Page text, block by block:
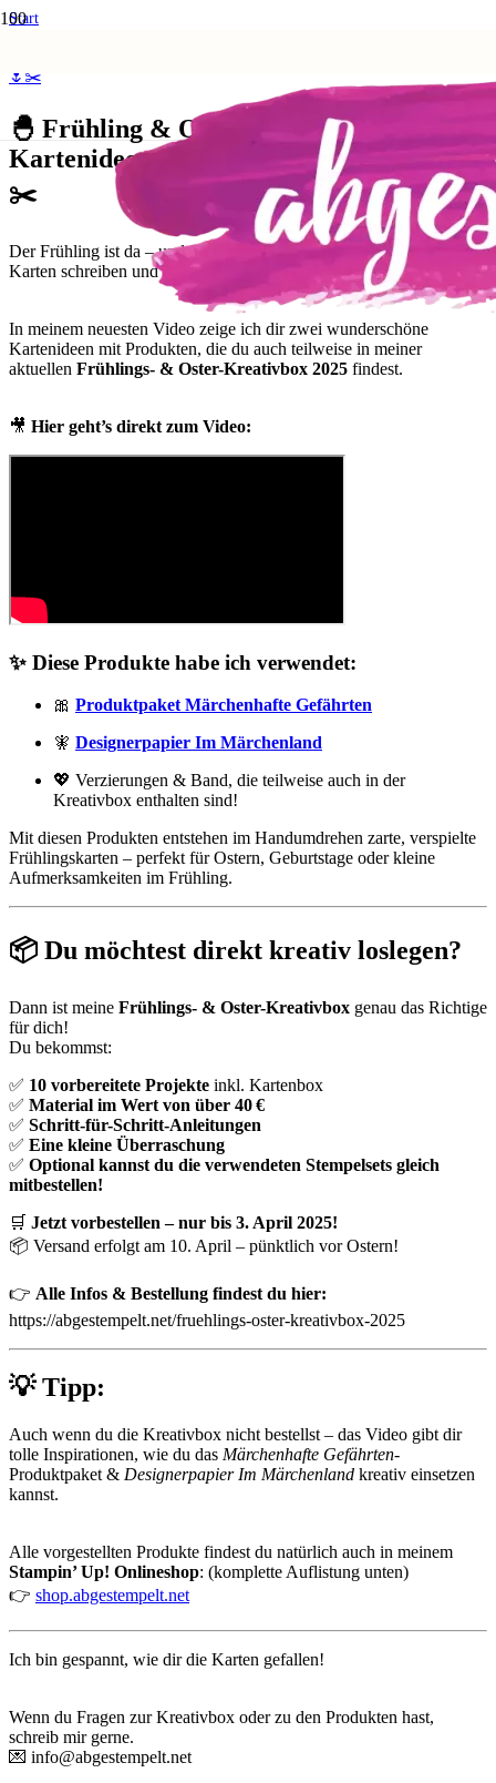
Start
🌷✂️
🐣 Frühling & Ostern kreativ – Zwei
Kartenideen mit Märchenmomenten 🌷
✂️
Der Frühling ist da – und mit ihm die perfekte Zeit zum Basteln,
Karten schreiben und kreative Momente genießen! 🌸
In meinem neuesten Video zeige ich dir zwei wunderschöne
Kartenideen mit Produkten, die du auch teilweise in meiner
aktuellen Frühlings- & Oster-Kreativbox 2025 findest.
🎥 Hier geht’s direkt zum Video:
✨ Diese Produkte habe ich verwendet:
🎀 Produktpaket Märchenhafte Gefährten
🧚 Designerpapier Im Märchenland
💖 Verzierungen & Band, die teilweise auch in der
Kreativbox enthalten sind!
Mit diesen Produkten entstehen im Handumdrehen zarte, verspielte
Frühlingskarten – perfekt für Ostern, Geburtstage oder kleine
Aufmerksamkeiten im Frühling.
📦 Du möchtest direkt kreativ loslegen?
Dann ist meine Frühlings- & Oster-Kreativbox genau das Richtige
für dich!
Du bekommst:
✅ 10 vorbereitete Projekte inkl. Kartenbox
✅ Material im Wert von über 40 €
✅ Schritt-für-Schritt-Anleitungen
✅ Eine kleine Überraschung
✅ Optional kannst du die verwendeten Stempelsets gleich
mitbestellen!
🛒 Jetzt vorbestellen – nur bis 3. April 2025!
📦 Versand erfolgt am 10. April – pünktlich vor Ostern!
👉 Alle Infos & Bestellung findest du hier:
https://abgestempelt.net/fruehlings-oster-kreativbox-2025
💡 Tipp:
Auch wenn du die Kreativbox nicht bestellst – das Video gibt dir
tolle Inspirationen, wie du das Märchenhafte Gefährten-
Produktpaket & Designerpapier Im Märchenland kreativ einsetzen
kannst.
Alle vorgestellten Produkte findest du natürlich auch in meinem
Stampin’ Up! Onlineshop: (komplette Auflistung unten)
👉 shop.abgestempelt.net
Ich bin gespannt, wie dir die Karten gefallen!
Wenn du Fragen zur Kreativbox oder zu den Produkten hast,
schreib mir gerne.
💌 info@abgestempelt.net